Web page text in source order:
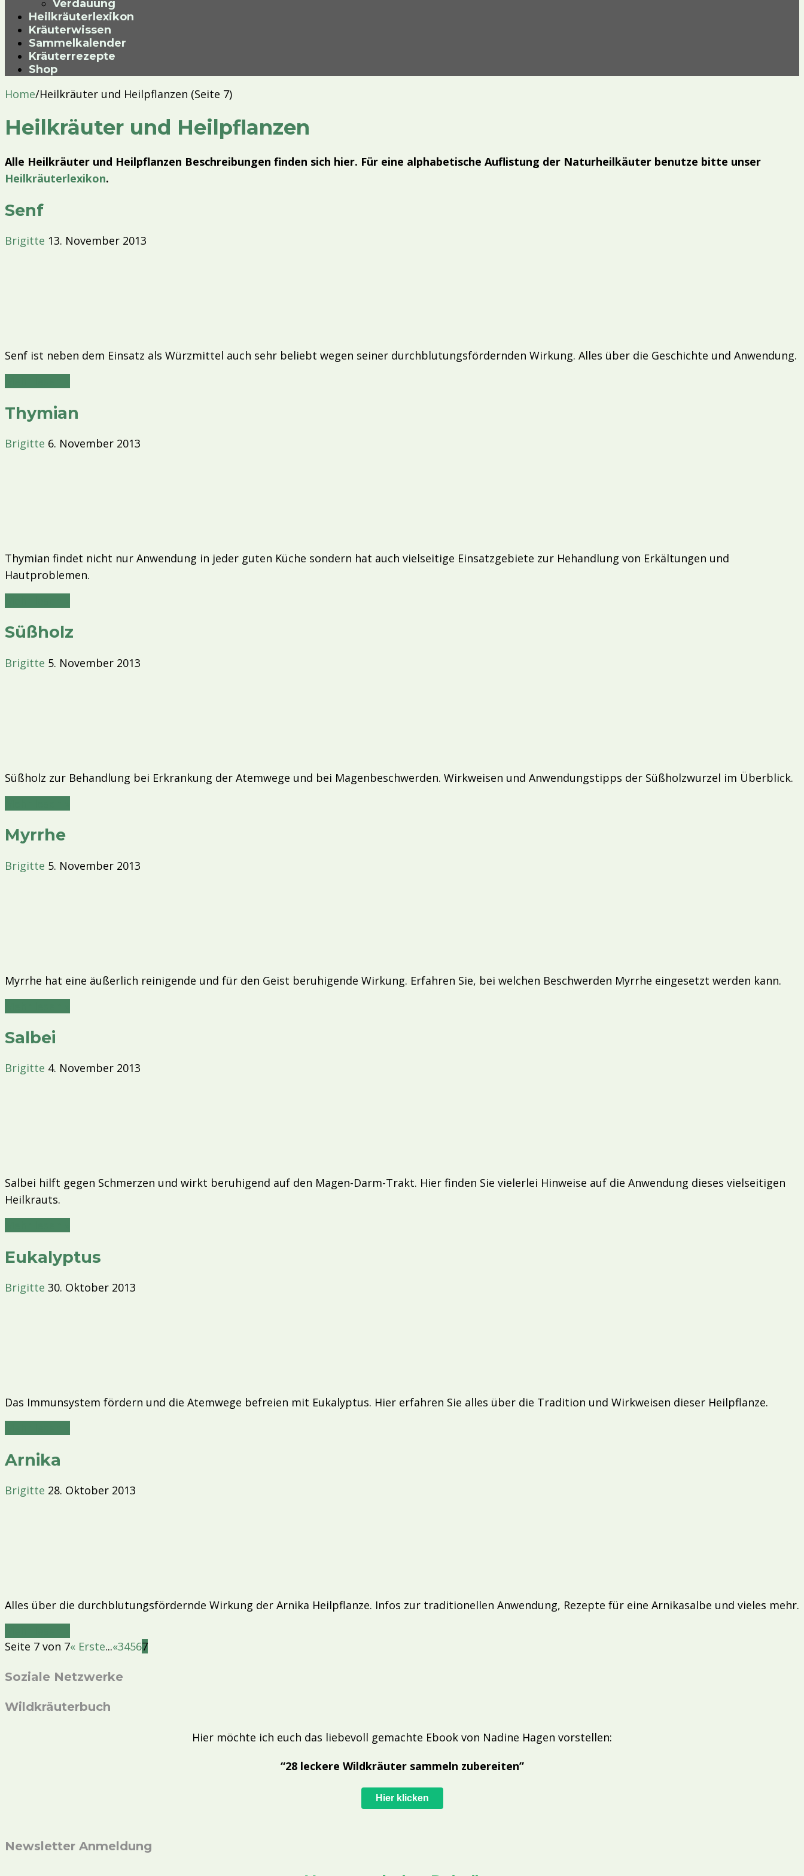
Verdauung
Heilkräuterlexikon
Kräuterwissen
Sammelkalender
Kräuterrezepte
Shop
Home/Heilkräuter und Heilpflanzen (Seite 7)
Heilkräuter und Heilpflanzen
Alle Heilkräuter und Heilpflanzen Beschreibungen finden sich hier. Für eine alphabetische Auflistung der Naturheilkäuter benutze bitte unser
Heilkräuterlexikon.
Senf
Brigitte 13. November 2013
Senf ist neben dem Einsatz als Würzmittel auch sehr beliebt wegen seiner durchblutungsfördernden Wirkung. Alles über die Geschichte und Anwendung.
Thymian
Brigitte 6. November 2013
Thymian findet nicht nur Anwendung in jeder guten Küche sondern hat auch vielseitige Einsatzgebiete zur Hehandlung von Erkältungen und
Hautproblemen.
Süßholz
Brigitte 5. November 2013
Süßholz zur Behandlung bei Erkrankung der Atemwege und bei Magenbeschwerden. Wirkweisen und Anwendungstipps der Süßholzwurzel im Überblick.
Myrrhe
Brigitte 5. November 2013
Myrrhe hat eine äußerlich reinigende und für den Geist beruhigende Wirkung. Erfahren Sie, bei welchen Beschwerden Myrrhe eingesetzt werden kann.
Salbei
Brigitte 4. November 2013
Salbei hilft gegen Schmerzen und wirkt beruhigend auf den Magen-Darm-Trakt. Hier finden Sie vielerlei Hinweise auf die Anwendung dieses vielseitigen
Heilkrauts.
Eukalyptus
Brigitte 30. Oktober 2013
Das Immunsystem fördern und die Atemwege befreien mit Eukalyptus. Hier erfahren Sie alles über die Tradition und Wirkweisen dieser Heilpflanze.
Arnika
Brigitte 28. Oktober 2013
Alles über die durchblutungsfördernde Wirkung der Arnika Heilpflanze. Infos zur traditionellen Anwendung, Rezepte für eine Arnikasalbe und vieles mehr.
Seite 7 von 7« Erste...«34567
Soziale Netzwerke
Wildkräuterbuch
Hier möchte ich euch das liebevoll gemachte Ebook von Nadine Hagen vorstellen:
“28 leckere Wildkräuter sammeln zubereiten”
Hier klicken
Newsletter Anmeldung